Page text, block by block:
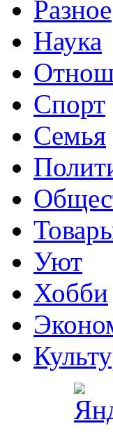
Разное
Наука
Спорт
Семья
Уют
Хобби